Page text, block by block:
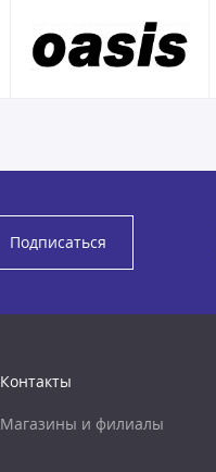
Подписаться
Контакты
Магазины и филиалы